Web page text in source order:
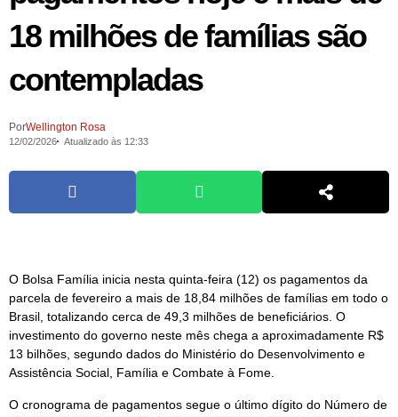
18 milhões de famílias são
contempladas
PorWellington Rosa
12/02/2026 Atualizado às 12:33
O Bolsa Família inicia nesta quinta-feira (12) os pagamentos da
parcela de fevereiro a mais de 18,84 milhões de famílias em todo o
Brasil, totalizando cerca de 49,3 milhões de beneficiários. O
investimento do governo neste mês chega a aproximadamente R$
13 bilhões, segundo dados do Ministério do Desenvolvimento e
Assistência Social, Família e Combate à Fome.
O cronograma de pagamentos segue o último dígito do Número de